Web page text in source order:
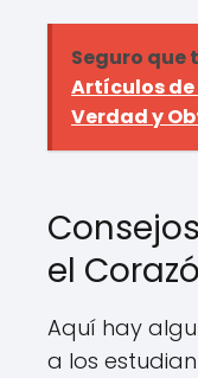
Seguro que
Artículos de
Verdad y
el
Aquí hay
a los